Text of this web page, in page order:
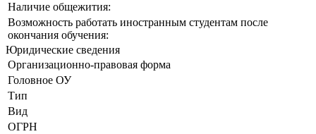
Наличие общежития:
Возможность работать иностранным студентам после
окончания обучения:
Юридические сведения
Организационно-правовая форма
Головное ОУ
Тип
Вид
ОГРН